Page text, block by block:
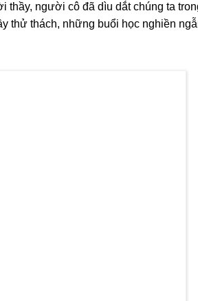
thầy, người cô đã dìu dắt chúng ta
thử thách, những buổi học nghiền